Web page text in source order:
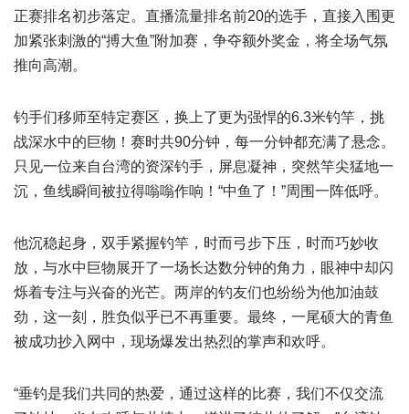
正赛排名初步落定。直播流量排名前20的选手，直接入围更
加紧张刺激的“搏大鱼”附加赛，争夺额外奖金，将全场气氛
推向高潮。
钓手们移师至特定赛区，换上了更为强悍的6.3米钓竿，挑
战深水中的巨物！赛时共90分钟，每一分钟都充满了悬念。
只见一位来自台湾的资深钓手，屏息凝神，突然竿尖猛地一
沉，鱼线瞬间被拉得嗡嗡作响！“中鱼了！”周围一阵低呼。
他沉稳起身，双手紧握钓竿，时而弓步下压，时而巧妙收
放，与水中巨物展开了一场长达数分钟的角力，眼神中却闪
烁着专注与兴奋的光芒。两岸的钓友们也纷纷为他加油鼓
劲，这一刻，胜负似乎已不再重要。最终，一尾硕大的青鱼
被成功抄入网中，现场爆发出热烈的掌声和欢呼。
“垂钓是我们共同的热爱，通过这样的比赛，我们不仅交流